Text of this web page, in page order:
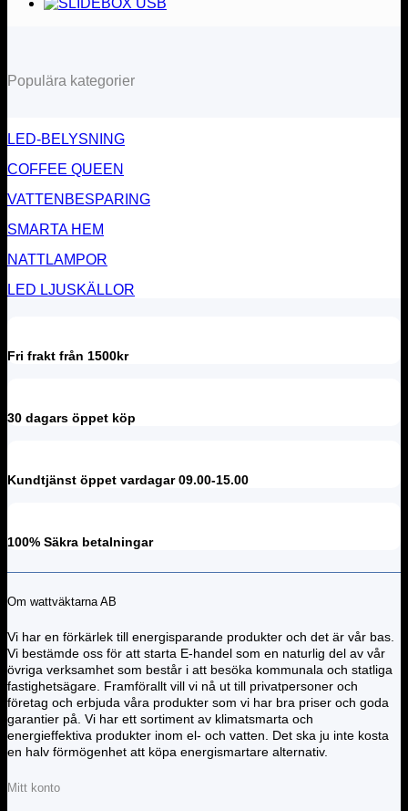
Populära kategorier
LED-BELYSNING
COFFEE QUEEN
VATTENBESPARING
SMARTA HEM
NATTLAMPOR
LED LJUSKÄLLOR
Fri frakt från 1500kr
30 dagars öppet köp
Kundtjänst öppet vardagar 09.00-15.00
100% Säkra betalningar
Om wattväktarna AB
Vi har en förkärlek till energisparande produkter och det är vår bas.
Vi bestämde oss för att starta E-handel som en naturlig del av vår
övriga verksamhet som består i att besöka kommunala och statliga
fastighetsägare. Framförallt vill vi nå ut till privatpersoner och
företag och erbjuda våra produkter som vi har bra priser och goda
garantier på. Vi har ett sortiment av klimatsmarta och
energieffektiva produkter inom el- och vatten. Det ska ju inte kosta
en halv förmögenhet att köpa energismartare alternativ.
Mitt konto